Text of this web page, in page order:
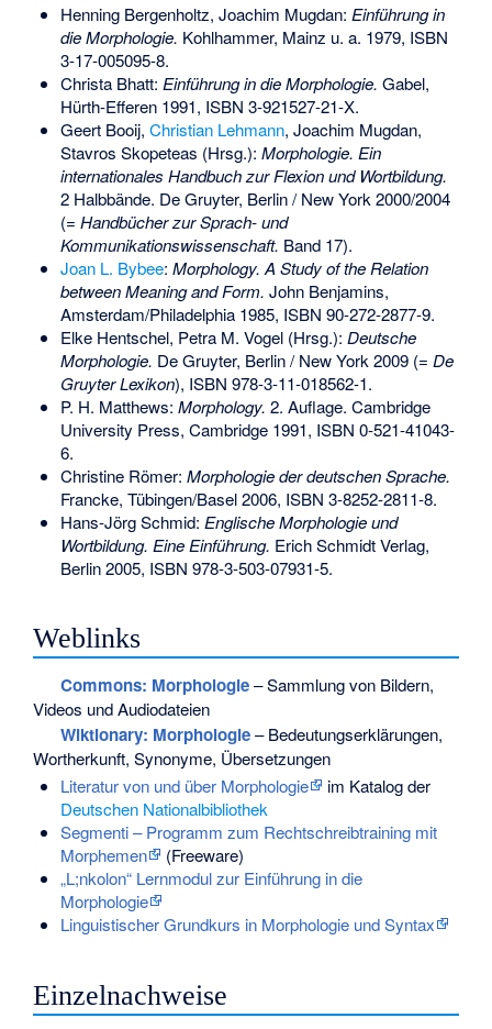
Henning Bergenholtz, Joachim Mugdan: Einführung in
die Morphologie. Kohlhammer, Mainz u. a. 1979, ISBN
3-17-005095-8.
Christa Bhatt: Einführung in die Morphologie. Gabel,
Hürth-Efferen 1991, ISBN 3-921527-21-X.
Geert Booij, Christian Lehmann, Joachim Mugdan,
Stavros Skopeteas (Hrsg.): Morphologie. Ein
internationales Handbuch zur Flexion und Wortbildung.
2 Halbbände. De Gruyter, Berlin / New York 2000/2004
(= Handbücher zur Sprach- und
Kommunikationswissenschaft. Band 17).
Joan L. Bybee: Morphology. A Study of the Relation
between Meaning and Form. John Benjamins,
Amsterdam/Philadelphia 1985, ISBN 90-272-2877-9.
Elke Hentschel, Petra M. Vogel (Hrsg.): Deutsche
Morphologie. De Gruyter, Berlin / New York 2009 (= De
Gruyter Lexikon), ISBN 978-3-11-018562-1.
P. H. Matthews: Morphology. 2. Auflage. Cambridge
University Press, Cambridge 1991, ISBN 0-521-41043-
6.
Christine Römer: Morphologie der deutschen Sprache.
Francke, Tübingen/Basel 2006, ISBN 3-8252-2811-8.
Hans-Jörg Schmid: Englische Morphologie und
Wortbildung. Eine Einführung. Erich Schmidt Verlag,
Berlin 2005, ISBN 978-3-503-07931-5.
Weblinks
Commons: Morphologie– Sammlung von Bildern,
Videos und Audiodateien
Wiktionary: Morphologie– Bedeutungserklärungen,
Wortherkunft, Synonyme, Übersetzungen
Literatur von und über Morphologie
im Katalog der
Deutschen Nationalbibliothek
Segmenti – Programm zum Rechtschreibtraining mit
Morphemen
(Freeware)
„L;nkolon“ Lernmodul zur Einführung in die
Morphologie
Linguistischer Grundkurs in Morphologie und Syntax
Einzelnachweise